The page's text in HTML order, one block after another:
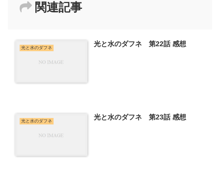
関連記事
光と水のダフネ 光と水のダフネ 第22話 感想
光と水のダフネ 光と水のダフネ 第23話 感想